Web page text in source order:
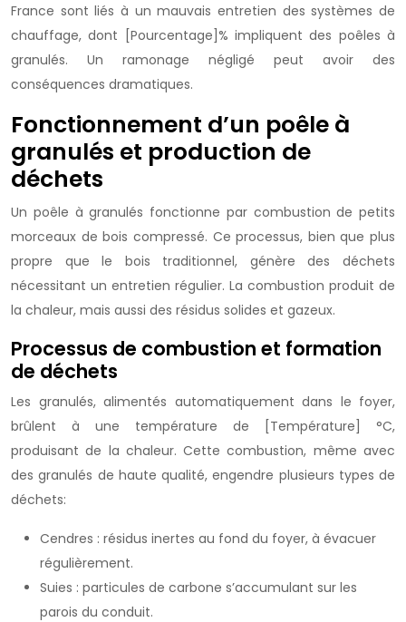
France sont liés à un mauvais entretien des systèmes de
chauffage, dont [Pourcentage]% impliquent des poêles à
granulés. Un ramonage négligé peut avoir des
conséquences dramatiques.
Fonctionnement d’un poêle à
granulés et production de
déchets
Un poêle à granulés fonctionne par combustion de petits
morceaux de bois compressé. Ce processus, bien que plus
propre que le bois traditionnel, génère des déchets
nécessitant un entretien régulier. La combustion produit de
la chaleur, mais aussi des résidus solides et gazeux.
Processus de combustion et formation
de déchets
Les granulés, alimentés automatiquement dans le foyer,
brûlent à une température de [Température] °C,
produisant de la chaleur. Cette combustion, même avec
des granulés de haute qualité, engendre plusieurs types de
déchets:
Cendres : résidus inertes au fond du foyer, à évacuer
régulièrement.
Suies : particules de carbone s’accumulant sur les
parois du conduit.